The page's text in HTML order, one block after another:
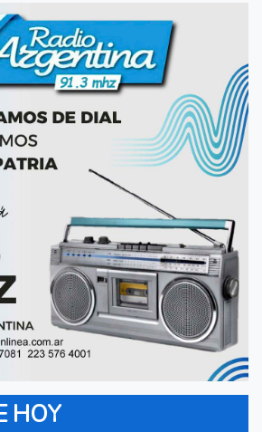
HOY